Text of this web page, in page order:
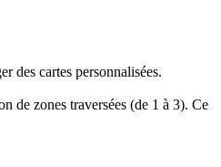
des cartes personnalisées.
de zones traversées (de 1 à 3). Ce